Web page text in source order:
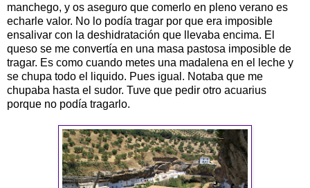
manchego, y os aseguro que comerlo en pleno verano es
echarle valor. No lo podía tragar por que era imposible
ensalivar con la deshidratación que llevaba encima. El
queso se me convertía en una masa pastosa imposible de
tragar. Es como cuando metes una madalena en el leche y
se chupa todo el liquido. Pues igual. Notaba que me
chupaba hasta el sudor. Tuve que pedir otro acuarius
porque no podía tragarlo.